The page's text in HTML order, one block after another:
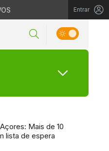
Entrar
Mais de 10
lista de espera